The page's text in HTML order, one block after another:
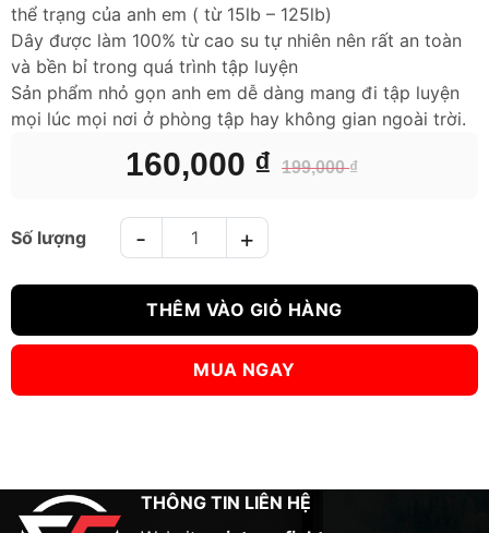
199,000₫
gốc
là:
199,000 ₫.
160,000 ₫
hiện
tại
là:
160,000 ₫.
thể trạng của anh em ( từ 15lb – 125lb)
Dây được làm 100% từ cao su tự nhiên nên rất an toàn
và bền bỉ trong quá trình tập luyện
Sản phẩm nhỏ gọn anh em dễ dàng mang đi tập luyện
mọi lúc mọi nơi ở phòng tập hay không gian ngoài trời.
DÂY KHÁNG LỰC UPOWEX 15LB - 35LB số lượng
THÊM VÀO GIỎ HÀNG
MUA NGAY
THÔNG TIN LIÊN HỆ